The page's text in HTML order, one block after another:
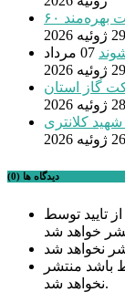
۶۰ هزار البرزی از خدمات اردوهای جهادی سلامت بهره‌مند
07 مرداد
گاز استان
پایانه شهید کلانتری
دیدگاه ها (0)
تایید توسط
باشد منتشر
نخواهد شد.